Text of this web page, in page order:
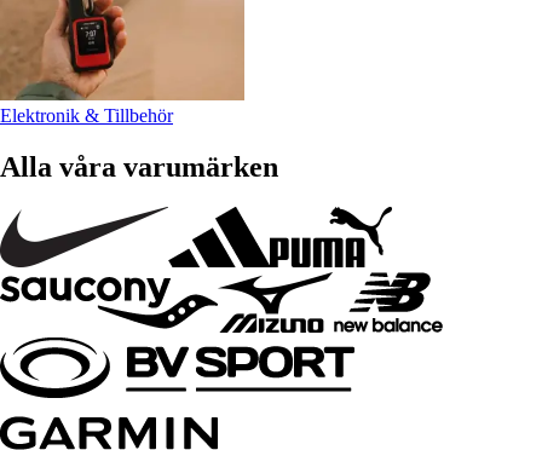
Elektronik & Tillbehör
Alla våra varumärken